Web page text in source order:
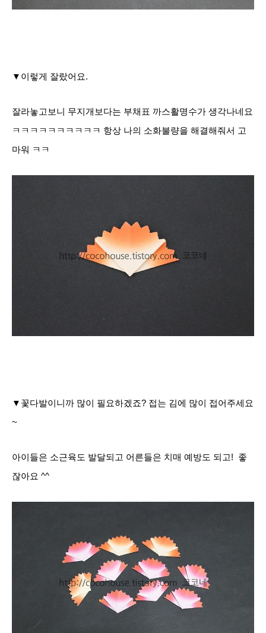
▼이렇게 잘랐어요.
잘라놓고보니 무지개보다는 부채표 까스활명수가 생각나네요
ㅋㅋㅋㅋㅋㅋㅋㅋㅋㅋ 항상 나의 소화불량을 해결해줘서 고
마워 ㅋㅋ
▼꽃다발이니까 많이 필요하겠죠? 접는 김에 많이 접어주세요
~
아이들은 소근육도 발달되고 어른들은 치매 예방도 되고! 좋
잖아요 ^^